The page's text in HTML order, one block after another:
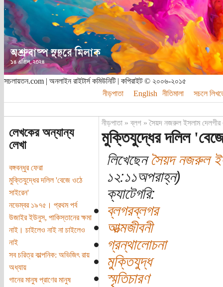
সচলায়তন.com | অনলাইন রাইটার্স কমিউনিটি | কপিরাইট © ২০০৬-২০১৫
নীড়পাতা
English নীতিমালা সচলে
লেখকের অন্যান্য
লেখা
বঙ্গবন্ধুর ফেরা
মুক্তিযুদ্ধের দলিল 'বেজে ওঠে
সাইরেন'
নভেম্বর ১৯৭৫। প্রথম পর্ব
উজাইর ইউনুস, পাকিস্তানের ক্ষমা
নাই। চাইলেও নাই না চাইলেও
নাই
সব চরিত্র কাল্পনিক: অভিজিৎ রায়
অধ্যায়
গানের মানুষ প্রাণের মানুষ
নীড়পাতা»ব্লগ»সৈয়দ নজরুল ইসলাম
মুক্তিযুদ্ধের দলিল
লিখেছেনসৈয়দ নজরুল
১২:১১অপরাহ্ন)
ক্যাটেগরি:
ব্লগরব্লগর
আত্মজীবনী
গ্রন্থালোচনা
মুক্তিযুদ্ধ
স্মৃতিচারণ